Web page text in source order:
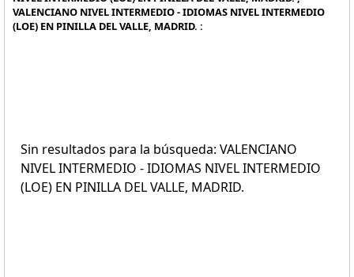
VALENCIANO NIVEL INTERMEDIO - IDIOMAS NIVEL INTERMEDIO
(LOE) EN PINILLA DEL VALLE, MADRID. :
Sin resultados para la búsqueda: VALENCIANO
NIVEL INTERMEDIO - IDIOMAS NIVEL INTERMEDIO
(LOE) EN PINILLA DEL VALLE, MADRID.